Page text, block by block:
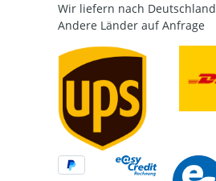
Wir liefern nach Deutschland
Andere Länder auf Anfrage